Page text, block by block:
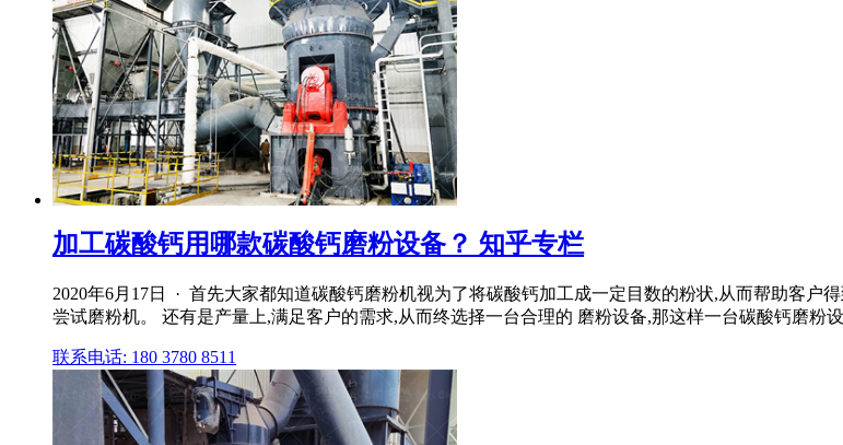
加工碳酸钙用哪款碳酸钙磨粉设备？ 知乎专栏
2020年6月17日 · 首先大家都知道碳酸钙磨粉机视为了将碳酸钙加工成一定目数的粉状,从而帮助客户
尝试磨粉机。 还有是产量上,满足客户的需求,从而终选择一台合理的 磨粉设备,那这样一台碳酸钙磨粉
联系电话: 180 3780 8511